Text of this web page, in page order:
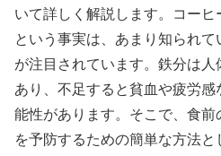
いて詳しく解説します。コー
という事実は、あまり知られ
が注目されています。鉄分は
あり、不足すると貧血や疲労
能性があります。そこで、食
を予防するための簡単な方法と